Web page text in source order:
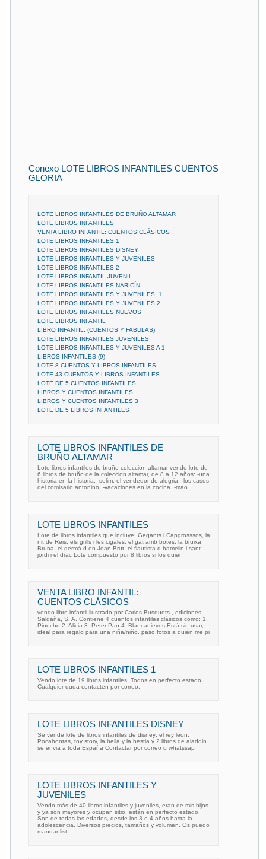
Conexo LOTE LIBROS INFANTILES CUENTOS
GLORIA
LOTE LIBROS INFANTILES DE BRUÑO ALTAMAR
LOTE LIBROS INFANTILES
VENTA LIBRO INFANTIL: CUENTOS CLÁSICOS
LOTE LIBROS INFANTILES 1
LOTE LIBROS INFANTILES DISNEY
LOTE LIBROS INFANTILES Y JUVENILES
LOTE LIBROS INFANTILES 2
LOTE LIBROS INFANTIL JUVENIL
LOTE LIBROS INFANTILES NARICÍN
LOTE LIBROS INFANTILES Y JUVENILES. 1
LOTE LIBROS INFANTILES Y JUVENILES 2
LOTE LIBROS INFANTILES NUEVOS
LOTE LIBROS INFANTIL
LIBRO INFANTIL: (CUENTOS Y FABULAS).
LOTE LIBROS INFANTILES JUVENILES
LOTE LIBROS INFANTILES Y JUVENILES A 1
LIBROS INFANTILES (9)
LOTE 8 CUENTOS Y LIBROS INFANTILES
LOTE 43 CUENTOS Y LIBROS INFANTILES
LOTE DE 5 CUENTOS INFANTILES
LIBROS Y CUENTOS INFANTILES
LIBROS Y CUENTOS INFANTILES 3
LOTE DE 5 LIBROS INFANTILES
LOTE LIBROS INFANTILES DE
BRUÑO ALTAMAR
Lote libros infantiles de bruño coleccion altamar vendo lote de
6 libros de bruño de la coleccion altamar, de 8 a 12 años: -una
historia en la historia. -selim, el vendedor de alegria. -los casos
del comisario antonino. -vacaciones en la cocina. -mao
LOTE LIBROS INFANTILES
Lote de libros infantiles que incluye: Gegants i Capgrosssos, la
nit de Reis, els grills i les cigales, el gat amb botes, la bruixa
Bruna, el germà d en Joan Brut, el flautista d hamelin i sant
jordi i el drac Lote compuesto por 8 libros si los quier
VENTA LIBRO INFANTIL:
CUENTOS CLÁSICOS
vendo libro infantil ilustrado por Carlos Busquets , ediciones
Saldaña, S. A. Contiene 4 cuentos infantiles clásicos como: 1.
Pinocho 2. Alicia 3. Peter Pan 4. Blancanieves Está sin usar,
ideal para regalo para una niña/niño. paso fotos a quién me pi
LOTE LIBROS INFANTILES 1
Vendo lote de 19 libros infantiles. Todos en perfecto estado.
Cualquier duda contacten por correo.
LOTE LIBROS INFANTILES DISNEY
Se vende lote de libros infantiles de disney: el rey leon,
Pocahontas, toy story, la bella y la bestia y 2 libros de aladdin.
se envia a toda España Contactar por correo o whatssap
LOTE LIBROS INFANTILES Y
JUVENILES
Vendo más de 40 libros infantiles y juveniles, eran de mis hijos
y ya son mayores y ocupan sitio, están en perfecto estado.
Son de todas las edades, desde los 3 o 4 años hasta la
adolescencia. Diversos precios, tamaños y volumen. Os puedo
mandar list